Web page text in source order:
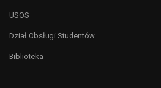
USOS
Dział Obsługi Studentów
Biblioteka